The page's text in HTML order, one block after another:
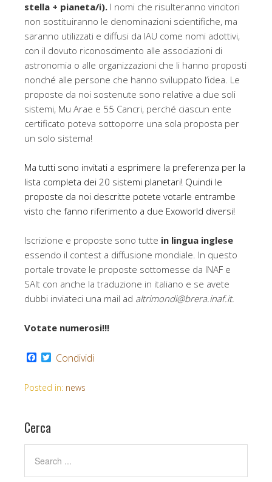
stella + pianeta/i). I nomi che risulteranno vincitori
non sostituiranno le denominazioni scientifiche, ma
saranno utilizzati e diffusi da IAU come nomi adottivi,
con il dovuto riconoscimento alle associazioni di
astronomia o alle organizzazioni che li hanno proposti
nonché alle persone che hanno sviluppato l’idea. Le
proposte da noi sostenute sono relative a due soli
sistemi, Mu Arae e 55 Cancri, perché ciascun ente
certificato poteva sottoporre una sola proposta per
un solo sistema!
Ma tutti sono invitati a esprimere la preferenza per la
lista completa dei 20 sistemi planetari! Quindi le
proposte da noi descritte potete votarle entrambe
visto che fanno riferimento a due Exoworld diversi!
Iscrizione e proposte sono tutte in lingua inglese
essendo il contest a diffusione mondiale. In questo
portale trovate le proposte sottomesse da INAF e
SAIt con anche la traduzione in italiano e se avete
dubbi inviateci una mail ad altrimondi@brera.inaf.it.
Votate numerosi!!!
F
e
k
t
Condividi
Posted in: news
Cerca